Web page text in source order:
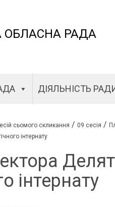
ОБЛАСНА РАДА
ДІЯЛЬНІСТЬ
сьомого скликання / 09 сесія /
інтернату
інтернату